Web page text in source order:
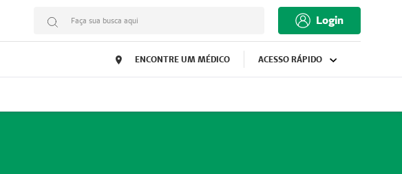
Faça sua busca aqui Login
ENCONTRE UM MÉDICO ACESSO RÁPIDO